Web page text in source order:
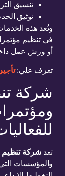
تنسيق
توثيق
وتُعد هذه
في تنظيم
أو ورش عمل
تعرف علي:
شركة
تعد شركة
والمؤسسات